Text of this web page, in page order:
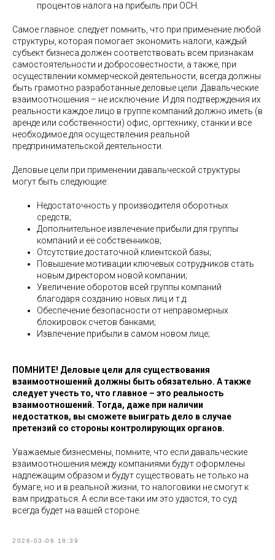
процентов налога на прибыль при ОСН.
Самое главное: следует помнить, что при применение любой
структуры, которая помогает экономить налоги, каждый
субъект бизнеса должен соответствовать всем признакам
самостоятельности и добросовестности, а также, при
осуществлении коммерческой деятельности, всегда должны
быть грамотно разработанные деловые цели. Давальческие
взаимоотношения – не исключение. И для подтверждения их
реальности каждое лицо в группе компаний должно иметь (в
аренде или собственности) офис, оргтехнику, станки и все
необходимое для осуществления реальной
предпринимательской деятельности.
Деловые цели при применении давальческой структуры
могут быть следующие:
Недостаточность у производителя оборотных
средств;
Дополнительное извлечение прибыли для группы
компаний и её собственников;
Отсутствие достаточной клиентской базы;
Повышение мотивации ключевых сотрудников стать
новым директором новой компании;
Увеличение оборотов всей группы компаний
благодаря созданию новых лиц и т.д.
Обеспечение безопасности от неправомерных
блокировок счетов банками;
Извлечение прибыли в самом новом лице;
ПОМНИТЕ! Деловые цели для существования
взаимоотношений должны быть обязательно. А также
следует учесть то, что главное – это реальность
взаимоотношений. Тогда, даже при наличии
недостатков, вы сможете выиграть дело в случае
претензий со стороны контролирующих органов.
Уважаемые бизнесмены, помните, что если давальческие
взаимоотношения между компаниями будут оформлены
надлежащим образом и будут существовать не только на
бумаге, но и в реальной жизни, то налоговики не смогут к
вам придраться. А если все-таки им это удастся, то суд
всегда будет на вашей стороне.
2026-03-06 18:39